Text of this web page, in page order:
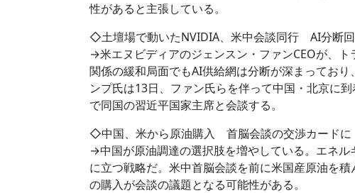
性があると主張している。
◇土壇場で動いたNVIDIA、米中会談同行 AI分断
→米エヌビディアのジェンスン・ファンCEOが、
関係の緩和局面でもAI供給網は分断が深まってお
ンプ氏は13日、ファン氏らを伴って中国・北京に
で同国の習近平国家主席と会談する。
◇中国、米から原油購入 首脳会談の交渉カード
→中国が原油調達の選択肢を増やしている。エネ
に立つ戦略だ。米中首脳会談を前に米国産原油を
の購入が会談の議題となる可能性がある。